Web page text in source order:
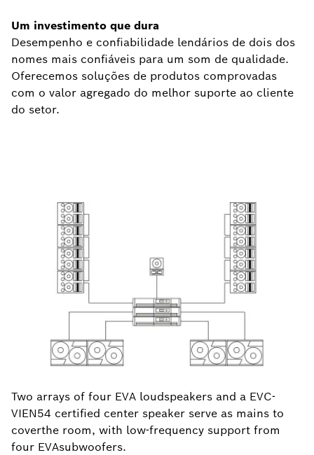
Um investimento que dura
Desempenho e confiabilidade lendários de dois dos
nomes mais confiáveis para um som de qualidade.
Oferecemos soluções de produtos comprovadas
com o valor agregado do melhor suporte ao cliente
do setor.
Two arrays of four EVA loudspeakers and a EVC-
VIEN54 certified center speaker serve as mains to
coverthe room, with low-frequency support from
four EVAsubwoofers.